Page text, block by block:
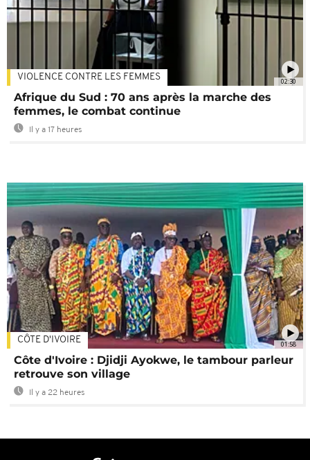
02:30
VIOLENCE CONTRE LES FEMMES
Afrique du Sud : 70 ans après la marche des
femmes, le combat continue
Il y a 17 heures
01:58
CÔTE D'IVOIRE
Côte d'Ivoire : Djidji Ayokwe, le tambour parleur
retrouve son village
Il y a 22 heures